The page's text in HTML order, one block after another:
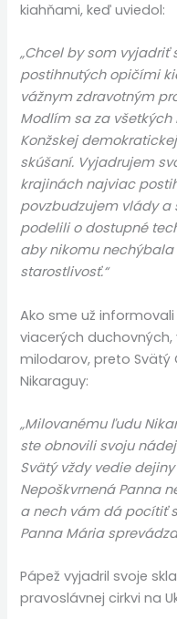
kiahňami, keď uviedol:
„Chcel by som
postihnutých opičími
vážnym zdravotným
Modlím sa za
Konžskej
skúšaní. Vyjadrujem
krajinách najviac
povzbudzujem vlády a
podelili o dostupné
aby nikomu
starostlivosť.“
Ako sme už
viacerých
milodarov, preto
Nikaraguy:
„Milovanému ľudu
ste obnovili svoju
Svätý vždy vedie
Nepoškvrnená Panna
a nech vám dá pocítiť
Panna Mária
Pápež vyjadril svoje
pravoslávnej cirkvi na